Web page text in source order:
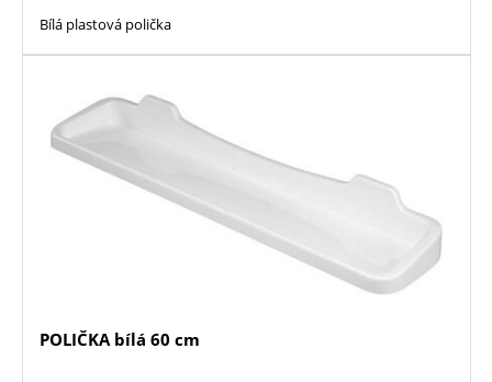
Bílá plastová polička
POLIČKA bílá 60 cm